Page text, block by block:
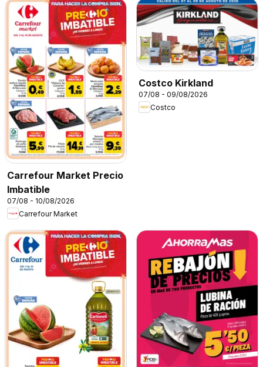
Carrefour Market Precio
Imbatible
07/08 - 10/08/2026
Carrefour Market
Costco Kirkland
07/08 - 09/08/2026
Costco